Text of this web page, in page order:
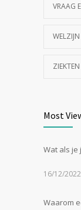
VRAAG
WELZIJN
ZIEKTEN
Most
Wat als
16/12/2022
Waarom